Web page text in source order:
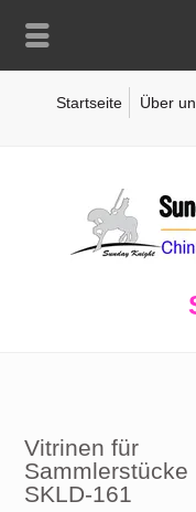
Startseite Über
Vitrinen für
Sammlerstücke
SKLD-161